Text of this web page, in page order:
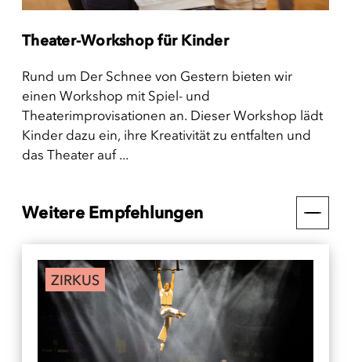
Theater-Workshop für Kinder
Rund um Der Schnee von Gestern bieten wir
einen Workshop mit Spiel- und
Theaterimprovisationen an. Dieser Workshop lädt
Kinder dazu ein, ihre Kreativität zu entfalten und
das Theater auf ...
Weitere Empfehlungen
ZIRKUS